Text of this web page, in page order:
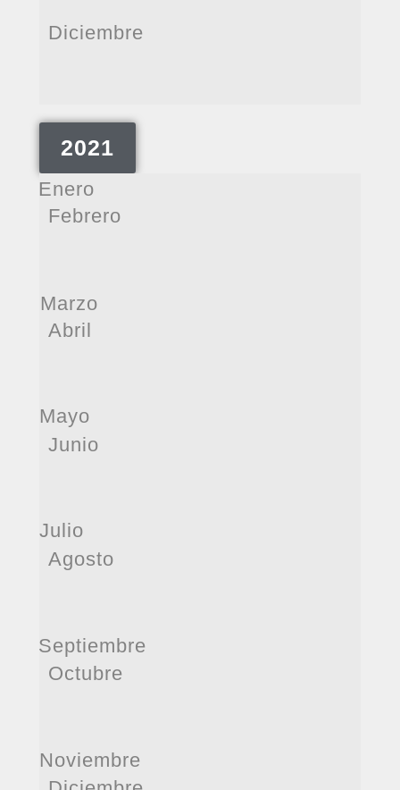
Diciembre
2021
Enero
Febrero
Marzo
Abril
Mayo
Junio
Julio
Agosto
Septiembre
Octubre
Noviembre